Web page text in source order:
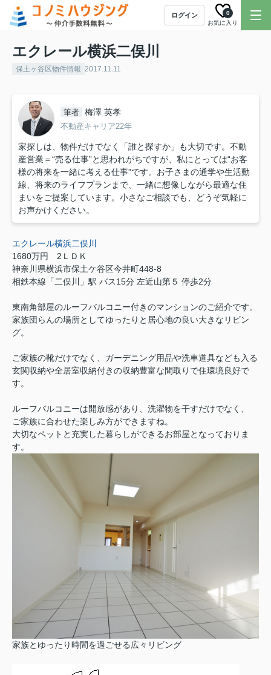
ログイン
お気に入り
0
エクレール横浜二俣川
保土ヶ谷区物件情報 2017.11.11
筆者 梅澤 英孝
不動産キャリア22年
家探しは、物件だけでなく「誰と探すか」も大切です。不動
産営業＝“売る仕事”と思われがちですが、私にとっては“お客
様の将来を一緒に考える仕事”です。お子さまの通学や生活動
線、将来のライフプランまで、一緒に想像しながら最適な住
まいをご提案しています。小さなご相談でも、どうぞ気軽に
お声かけください。
エクレール横浜二俣川
1680万円 2ＬＤＫ
神奈川県横浜市保土ケ谷区今井町448-8
相鉄本線「二俣川」駅 バス15分 左近山第５ 停歩2分
東南角部屋のルーフバルコニー付きのマンションのご紹介です。
家族団らんの場所としてゆったりと居心地の良い大きなリビン
グ。
ご家族の靴だけでなく、ガーデニング用品や洗車道具なども 入る
玄関収納や全居室収納付きの収納豊富な間取りで住環境良好で
す。
ルーフバルコニーは開放感があり、洗濯物を干すだけでなく、
ご家族に合わせた楽しみ方ができますね。
大切なペットと充実した暮らしができるお部屋となっておりま
す。
家族とゆったり時間を過ごせる広々リビング